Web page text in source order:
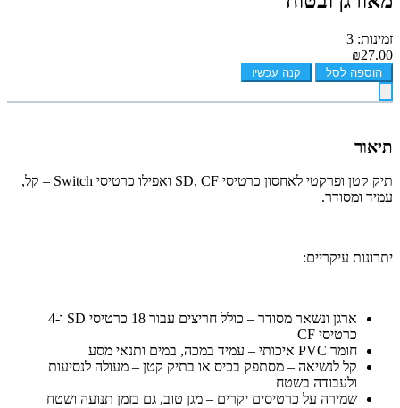
זמינות: 3
₪27.00
הוספה לסל קנה עכשיו
תיאור
תיק קטן ופרקטי לאחסון כרטיסי SD, CF ואפילו כרטיסי Switch – קל,
עמיד ומסודר.
יתרונות עיקריים:
ארגן ונשאר מסודר – כולל חריצים עבור 18 כרטיסי SD ו-4
כרטיסי CF
חומר PVC איכותי – עמיד במכה, במים ותנאי מסע
קל לנשיאה – מסתפק בכיס או בתיק קטן – מעולה לנסיעות
ולעבודה בשטח
שמירה על כרטיסים יקרים – מגן טוב, גם בזמן תנועה ושטח